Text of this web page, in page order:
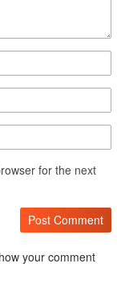
for the next
your comment